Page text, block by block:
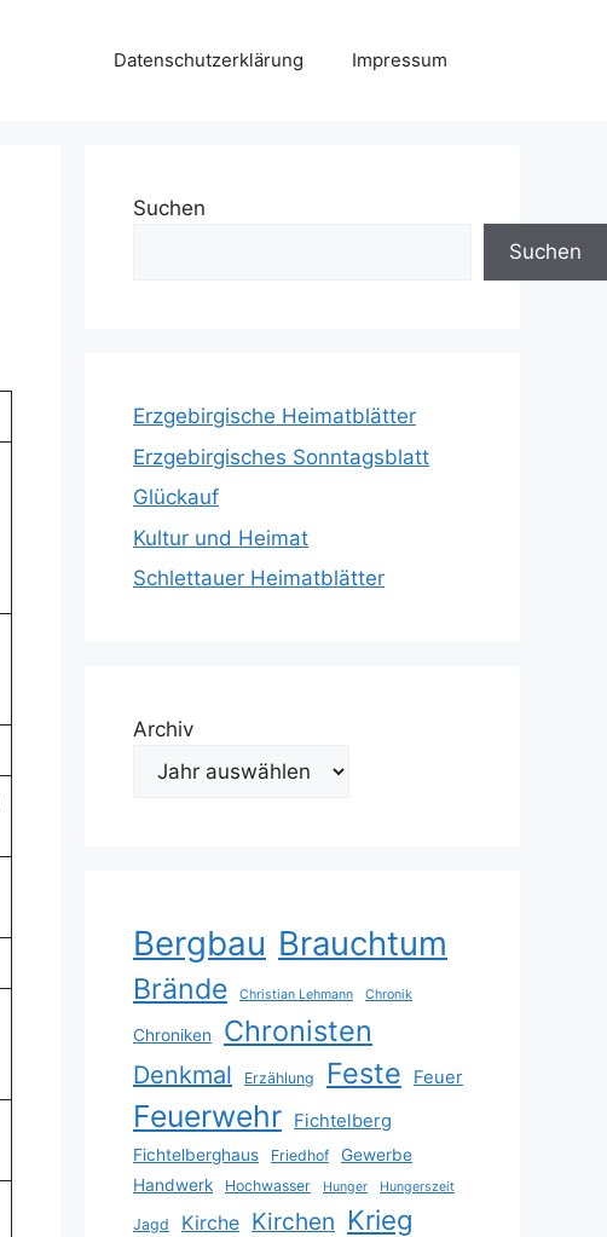
Datenschutzerklärung Impressum
Suchen
Suchen
Erzgebirgische Heimatblätter
Erzgebirgisches Sonntagsblatt
Glückauf
Kultur und Heimat
Schlettauer Heimatblätter
Archiv
Bergbau Brauchtum
Brände Christian Lehmann Chronik
Chroniken Chronisten
Denkmal Erzählung Feste Feuer
Feuerwehr Fichtelberg
Fichtelberghaus Friedhof
Gewerbe
Handwerk
Hochwasser Hunger Hungerszeit
Jagd Kirche Kirchen Krieg